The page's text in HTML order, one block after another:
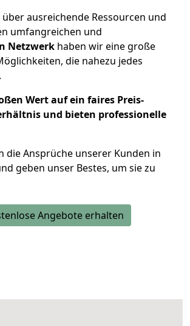
ausreichende Ressourcen und
umfangreichen und
Netzwerk haben wir eine große
die nahezu jedes
Wert auf ein faires Preis-
und bieten professionelle
die Ansprüche unserer Kunden in
geben unser Bestes, um sie zu
Angebote erhalten